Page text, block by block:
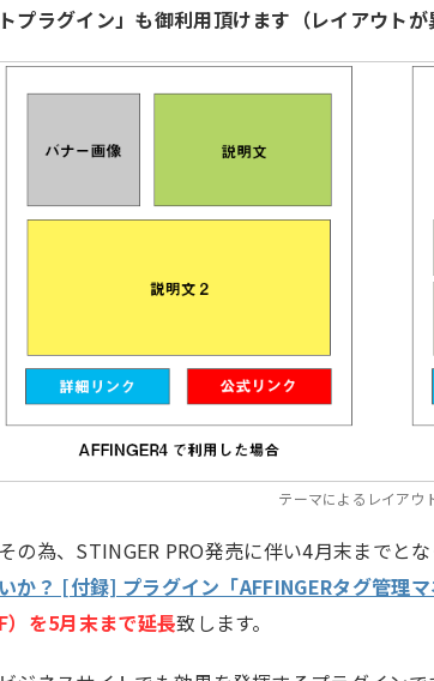
トプラグイン」も御利用頂けます（レイアウトが
テーマによるレイアウ
その為、STINGER PRO発売に伴い4月末までと
いか？ [付録] プラグイン「AFFINGERタグ管理マ
F）を5月末まで延長致します。